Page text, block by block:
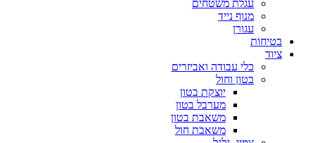
עגלת משטחים
מנוף נייד
עגורן
בטיחות
ציוד
כלי עבודה ואביזרים
בטון וחול
יוצקת בטון
מערבל בטון
משאבת בטון
משאבת חול